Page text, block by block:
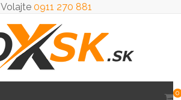
Volajte 0911 270 881
0